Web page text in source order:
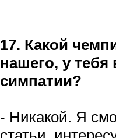
17. Какой
нашего, у
симпатии?
- Никакой. Я